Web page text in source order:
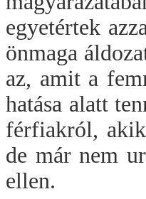
egyetértek
önmaga
az, amit a
hatása alatt
férfiakról, akik
de már nem
ellen.